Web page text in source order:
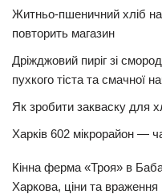
Житньо-пшеничний хліб
повторить магазин
Дріжджовий пиріг зі
пухкого тіста та смачної
Як зробити закваску для
Харків 602 мікрорайон —
Кінна ферма «Троя» в
Харкова, ціни та враження